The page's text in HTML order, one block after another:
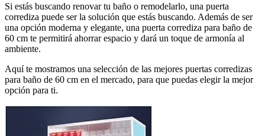
Si estás buscando renovar tu baño o remodelarlo, una puerta
corrediza puede ser la solución que estás buscando. Además de ser
una opción moderna y elegante, una puerta corrediza para baño de
60 cm te permitirá ahorrar espacio y dará un toque de armonía al
ambiente.
Aquí te mostramos una selección de las mejores puertas corredizas
para baño de 60 cm en el mercado, para que puedas elegir la mejor
opción para ti.